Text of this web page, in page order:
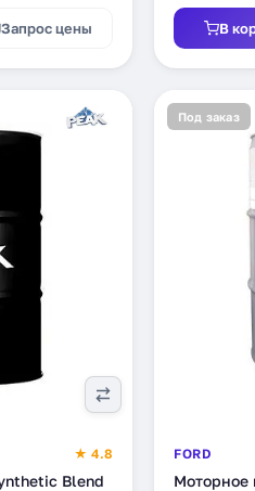
Запрос цены В
★ 4.8
Blend
Под заказ
FORD
Моторное